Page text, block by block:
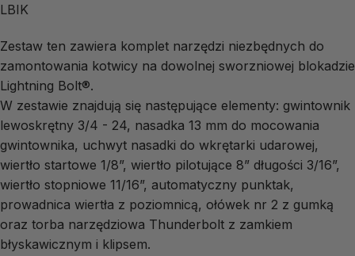
LBIK
Zestaw ten zawiera komplet narzędzi niezbędnych do
zamontowania kotwicy na dowolnej sworzniowej blokadzie
Lightning Bolt®.
W zestawie znajdują się następujące elementy: gwintownik
lewoskrętny 3/4 - 24, nasadka 13 mm do mocowania
gwintownika, uchwyt nasadki do wkrętarki udarowej,
wiertło startowe 1/8”, wiertło pilotujące 8” długości 3/16”,
wiertło stopniowe 11/16”, automatyczny punktak,
prowadnica wiertła z poziomnicą, ołówek nr 2 z gumką
oraz torba narzędziowa Thunderbolt z zamkiem
błyskawicznym i klipsem.